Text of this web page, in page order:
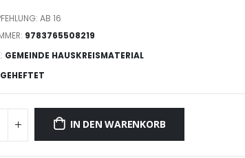
AB 16
9783765508219
GEMEINDE HAUSKREISMATERIAL
GEHEFTET
IN DEN WARENKORB